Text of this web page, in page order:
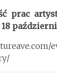
prac
18
/‎